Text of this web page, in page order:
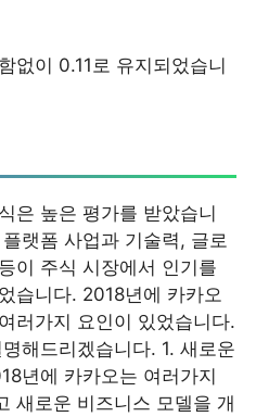
없이 0.11로 유지되었습니
은 높은 평가를 받았습니
랫폼 사업과 기술력, 글로
이 주식 시장에서 인기를
습니다. 2018년에 카카오
러가지 요인이 있었습니다.
해드리겠습니다. 1. 새로운
년에 카카오는 여러가지
새로운 비즈니스 모델을 개